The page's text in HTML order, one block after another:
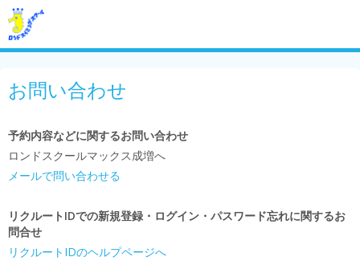
お問い合わせ
予約内容などに関するお問い合わせ
ロンドスクールマックス成増へ
メールで問い合わせる
リクルートIDでの新規登録・ログイン・パスワード忘れに関するお
問合せ
リクルートIDのヘルプページへ